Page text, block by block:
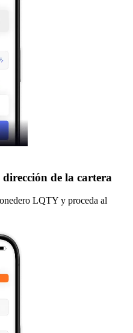
de la cartera
LQTY y proceda al